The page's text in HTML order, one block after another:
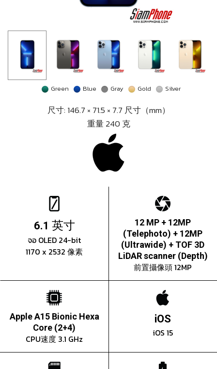
Green Blue Gray Gold Silver
尺寸: 146.7 × 71.5 × 7.7 尺寸（mm）
重量 240 克
6.1 英寸
จอ OLED 24-bit
1170 x 2532 像素
12 MP + 12MP
(Telephoto) + 12MP
(Ultrawide) + TOF 3D
LiDAR scanner (Depth)
前置攝像頭 12MP
Apple A15 Bionic Hexa
Core (2+4)
CPU速度 3.1 GHz
iOS
iOS 15